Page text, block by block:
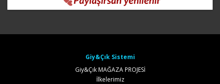
Giy&Çık Sistemi
Giy&Çık MAĞAZA PROJESİ
İlkelerimiz